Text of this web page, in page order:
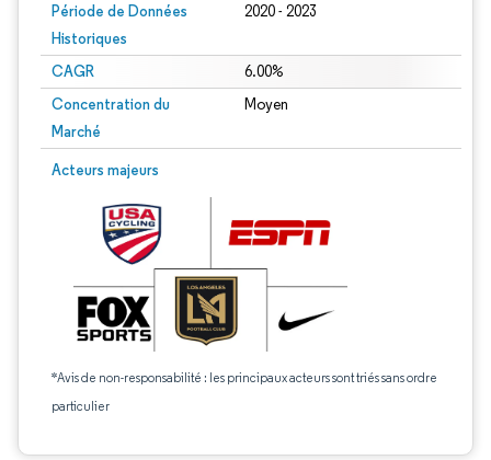
Période de Données
Historiques
2020 - 2023
CAGR 6.00%
Concentration du
Marché
Moyen
Acteurs majeurs
*Avis de non-responsabilité : les principaux acteurs sont triés sans ordre
particulier